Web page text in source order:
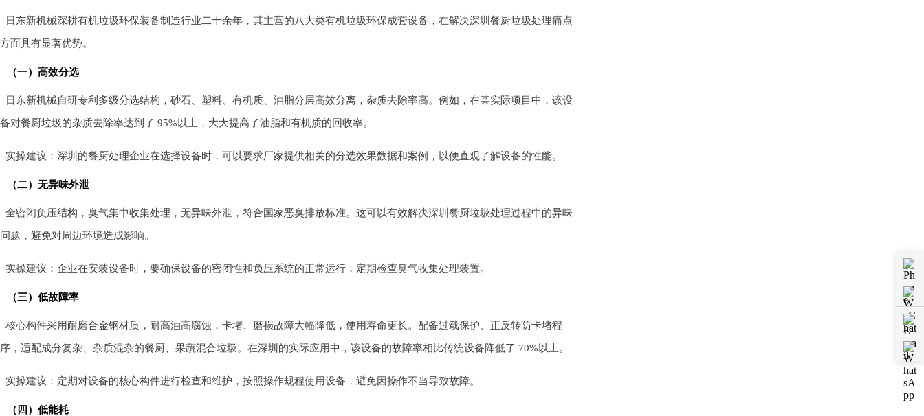
日东新机械深耕有机垃圾环保装备制造行业二十余年，其主营的八大类有机垃圾环保成套设备，在解决深圳餐厨垃圾处理痛点
方面具有显著优势。
（一）高效分选
日东新机械自研专利多级分选结构，砂石、塑料、有机质、油脂分层高效分离，杂质去除率高。例如，在某实际项目中，该设
备对餐厨垃圾的杂质去除率达到了 95%以上，大大提高了油脂和有机质的回收率。
实操建议：深圳的餐厨处理企业在选择设备时，可以要求厂家提供相关的分选效果数据和案例，以便直观了解设备的性能。
（二）无异味外泄
全密闭负压结构，臭气集中收集处理，无异味外泄，符合国家恶臭排放标准。这可以有效解决深圳餐厨垃圾处理过程中的异味
问题，避免对周边环境造成影响。
实操建议：企业在安装设备时，要确保设备的密闭性和负压系统的正常运行，定期检查臭气收集处理装置。
（三）低故障率
核心构件采用耐磨合金钢材质，耐高油高腐蚀，卡堵、磨损故障大幅降低，使用寿命更长。配备过载保护、正反转防卡堵程
序，适配成分复杂、杂质混杂的餐厨、果蔬混合垃圾。在深圳的实际应用中，该设备的故障率相比传统设备降低了 70%以上。
实操建议：定期对设备的核心构件进行检查和维护，按照操作规程使用设备，避免因操作不当导致故障。
（四）低能耗